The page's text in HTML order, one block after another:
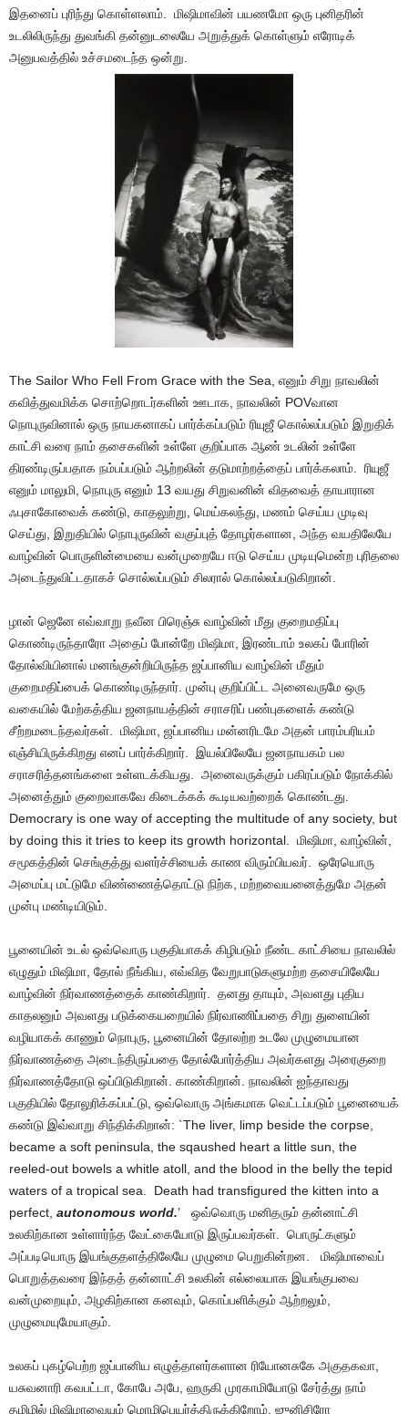
இதனைப் புரிந்து கொள்ளலாம். மிஷிமாவின் பயணமோ ஒரு புனிதரின்
உடலிலிருந்து துவங்கி தன்னுடலையே அறுத்துக் கொள்ளும் எரோடிக்
அனுபவத்தில் உச்சமடைந்த ஒன்று.
The Sailor Who Fell From Grace with the Sea, எனும் சிறு நாவலின்
கவித்துவமிக்க சொற்றொடர்களின் ஊடாக, நாவலின் POVவான
நொபுருவினால் ஒரு நாயகனாகப் பார்க்கப்படும் ரியுஜீ கொல்லப்படும் இறுதிக்
காட்சி வரை நாம் தசைகளின் உள்ளே குறிப்பாக ஆண் உடலின் உள்ளே
திரண்டிருப்பதாக நம்பப்படும் ஆற்றலின் தடுமாற்றத்தைப் பார்க்கலாம். ரியுஜீ
எனும் மாலுமி, நொபுரு எனும் 13 வயது சிறுவனின் விதவைத் தாயாரான
ஃபுசாகோவைக் கண்டு, காதலுற்று, மெய்கலந்து, மணம் செய்ய முடிவு
செய்து, இறுதியில் நொபுருவின் வகுப்புத் தோழர்களான, அந்த வயதிலேயே
வாழ்வின் பொருளின்மையை வன்முறையே ஈடு செய்ய முடியுமென்ற புரிதலை
அடைந்துவிட்டதாகச் சொல்லப்படும் சிலரால் கொல்லப்படுகிறான்.
ழான் ஜெனே எவ்வாறு நவீன பிரெஞ்சு வாழ்வின் மீது குறைமதிப்பு
கொண்டிருந்தாரோ அதைப் போன்றே மிஷிமா, இரண்டாம் உலகப் போரின்
தோல்வியினால் மனங்குன்றியிருந்த ஜப்பானிய வாழ்வின் மீதும்
குறைமதிப்பைக் கொண்டிருந்தார். முன்பு குறிப்பிட்ட அனைவருமே ஒரு
வகையில் மேற்கத்திய ஜனநாயத்தின் சராசரிப் பண்புகளைக் கண்டு
சீற்றமடைந்தவர்கள். மிஷிமா, ஜப்பானிய மன்னரிடமே அதன் பாரம்பரியம்
எஞ்சியிருக்கிறது எனப் பார்க்கிறார். இயல்பிலேயே ஜனநாயகம் பல
சராசரித்தனங்களை உள்ளடக்கியது. அனைவருக்கும் பகிரப்படும் நோக்கில்
அனைத்தும் குறைவாகவே கிடைக்கக் கூடியவற்றைக் கொண்டது.
Democrary is one way of accepting the multitude of any society, but
by doing this it tries to keep its growth horizontal. மிஷிமா, வாழ்வின்,
சமூகத்தின் செங்குத்து வளர்ச்சியைக் காண விரும்பியவர். ஒரேயொரு
அமைப்பு மட்டுமே விண்ணைத்தொட்டு நிற்க, மற்றவையனைத்துமே அதன்
முன்பு மண்டியிடும்.
பூனையின் உடல் ஒவ்வொரு பகுதியாகக் கிழிபடும் நீண்ட காட்சியை நாவலில்
எழுதும் மிஷிமா, தோல் நீங்கிய, எவ்வித வேறுபாடுகளுமற்ற தசையிலேயே
வாழ்வின் நிர்வாணத்தைக் காண்கிறார். தனது தாயும், அவளது புதிய
காதலனும் அவளது படுக்கையறையில் நிர்வாணிப்பதை சிறு துளையின்
வழியாகக் காணும் நொபுரு, பூனையின் தோலற்ற உடலே முழுமையான
நிர்வாணத்தை அடைந்திருப்பதை தோல்போர்த்திய அவர்களது அரைகுறை
நிர்வாணத்தோடு ஒப்பிடுகிறான். காண்கிறான். நாவலின் ஐந்தாவது
பகுதியில் தோலுரிக்கப்பட்டு, ஒவ்வொரு அங்கமாக வெட்டப்படும் பூனையைக்
கண்டு இவ்வாறு சிந்திக்கிறான்: `The liver, limp beside the corpse,
became a soft peninsula, the sqaushed heart a little sun, the
reeled-out bowels a whitle atoll, and the blood in the belly the tepid
waters of a tropical sea. Death had transfigured the kitten into a
perfect, autonomous world.’ ஒவ்வொரு மனிதரும் தன்னாட்சி
உலகிற்கான உள்ளார்ந்த வேட்கையோடு இருப்பவர்கள். பொருட்களும்
அப்படியொரு இயங்குதளத்திலேயே முழுமை பெறுகின்றன. மிஷிமாவைப்
பொறுத்தவரை இந்தத் தன்னாட்சி உலகின் எல்லையாக இயங்குபவை
வன்முறையும், அழகிற்கான கனவும், கொப்பளிக்கும் ஆற்றலும்,
முழுமையுமேயாகும்.
உலகப் புகழ்பெற்ற ஜப்பானிய எழுத்தாளர்களான ரியோனசுகே அகுதகவா,
யசுவனாரி கவபட்டா, கோபே அபே, ஹருகி முரகாமியோடு சேர்த்து நாம்
தமிழில் மிஷிமாவையும் மொழிபெயர்த்திருக்கிறோம். ஜுனிசிரோ